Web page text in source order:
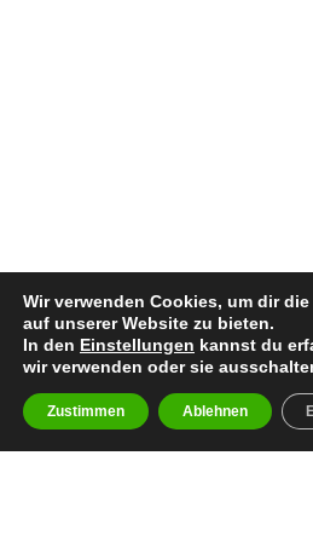
Wir verwenden Cookies, um dir
auf unserer Website zu bieten.
In den Einstellungen kannst du
wir verwenden oder sie
Zustimmen Ablehnen